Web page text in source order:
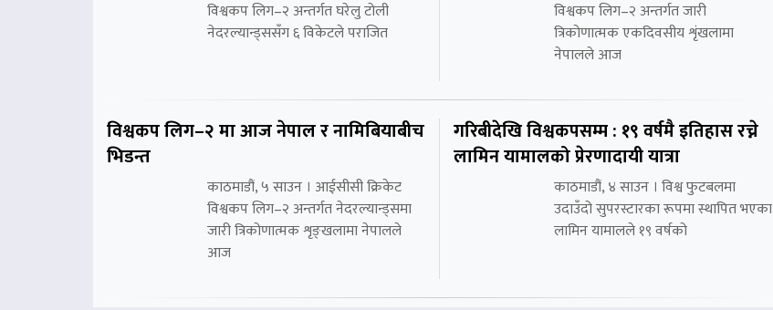
विश्वकप लिग–२ अन्तर्गत घरेलु टोली
नेदरल्यान्ड्ससँग ६ विकेटले पराजित
विश्वकप लिग–२ अन्तर्गत जारी
त्रिकोणात्मक एकदिवसीय शृंखलामा
नेपालले आज
विश्वकप लिग–२ मा आज नेपाल र नामिबियाबीच
भिडन्त
काठमाडौं, ५ साउन । आईसीसी क्रिकेट
विश्वकप लिग–२ अन्तर्गत नेदरल्यान्ड्समा
जारी त्रिकोणात्मक शृङ्खलामा नेपालले
आज
गरिबीदेखि विश्वकपसम्म : १९ वर्षमै इतिहास रच्ने
लामिन यामालको प्रेरणादायी यात्रा
काठमाडौं, ४ साउन । विश्व फुटबलमा
उदाउँदो सुपरस्टारका रूपमा स्थापित भएका
लामिन यामालले १९ वर्षको